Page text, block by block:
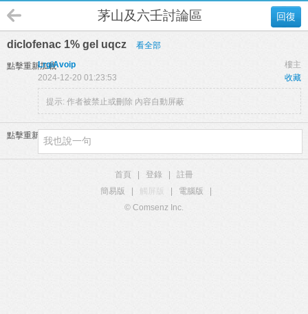
回復
茅山及六壬討論區
diclofenac 1% gel uqcz 看全部
點擊重新加載 樓主
LrgiAvoip
收藏
2024-12-20 01:23:53
提示: 作者被禁止或刪除 內容自動屏蔽
點擊重新加載
首頁 登錄
註冊
簡易版
觸屏版 電腦版
© Comsenz Inc.